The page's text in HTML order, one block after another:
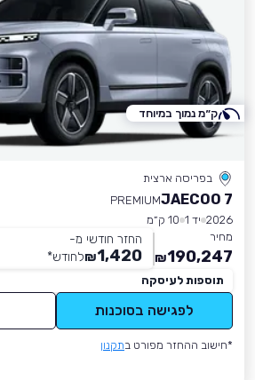
בפריסה ארצית
JAECOO 7
PREMIUM
2026 יד 1
10 ק״מ
מחיר
190,247
₪
החזר חודשי מ-
1,420
₪לחודש*
תוספות לעיסקה
לפגישה בסוכנות
*חישוב ההחזר מפורט בתקנון
ק״מ נמוך במיוחד